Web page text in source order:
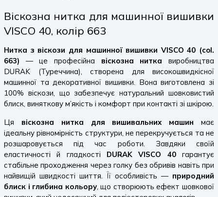
Віскозна нитка для машинної вишивки
VISCO 40, колір 663
Нитка з віскози для машинної вишивки VISCO 40 (col.
663) — це професійна віскозна ниткавиробництва
DURAK (Туреччина), створена для високошвидкісної
машинної та декоративної вишивки. Вона виготовлена зі
100% віскози, що забезпечує натуральний шовковистий
блиск, виняткову м’якість і комфорт при контакті зі шкірою.
Ця віскозна нитка для вишивальних машин має
ідеальну рівномірність структури, не перекручується та не
розшаровується під час роботи. Завдяки своїй
еластичності й гладкості DURAK VISCO 40гарантує
стабільне проходження через голку без обривів навіть при
найвищій швидкості шиття. Її особливість — природний
блиск і глибина кольору, що створюють ефект шовкової